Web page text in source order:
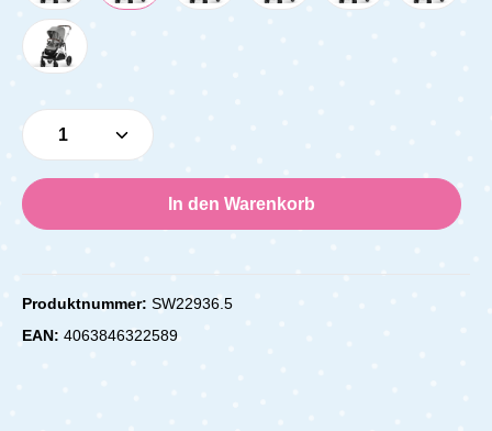
Produkt Anzahl: Gib den gewünschten
In den Warenkorb
Produktnummer: SW22936.5
EAN: 4063846322589